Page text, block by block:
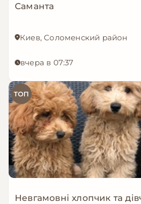
Саманта
Киев, Соломенский район
вчера в 07:37
ТОП